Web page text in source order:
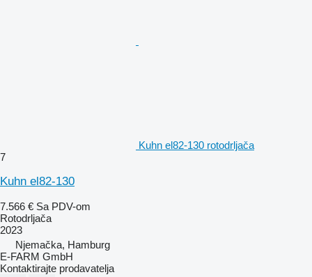
Kuhn el82-130 rotodrljača
7
Kuhn el82-130
7.566 € Sa PDV-om
Rotodrljača
2023
Njemačka, Hamburg
E-FARM GmbH
Kontaktirajte prodavatelja